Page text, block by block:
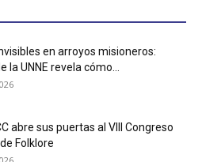
en arroyos misioneros:
la UNNE revela cómo...
abre sus puertas al VIII Congreso
Folklore